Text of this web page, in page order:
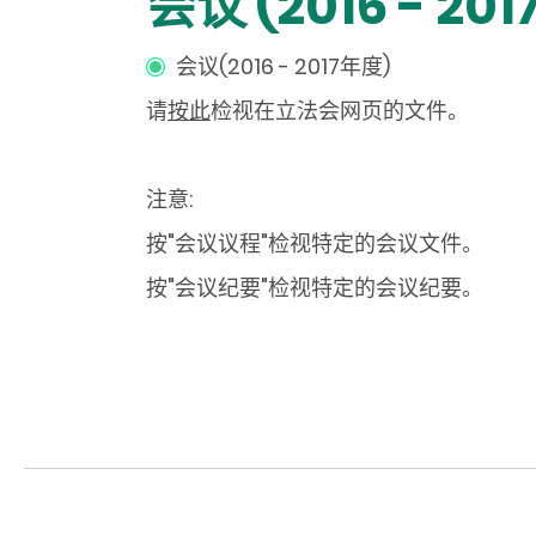
会议(2016 - 2017年度)
请按此检视在立法会网页的文件。
注意:
按"会议议程"检视特定的会议文件。
按"会议纪要"检视特定的会议纪要。